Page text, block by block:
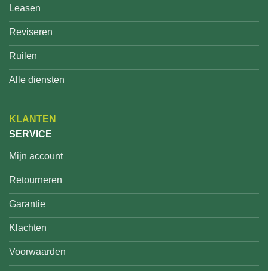
Leasen
Reviseren
Ruilen
Alle diensten
KLANTEN
SERVICE
Mijn account
Retourneren
Garantie
Klachten
Voorwaarden